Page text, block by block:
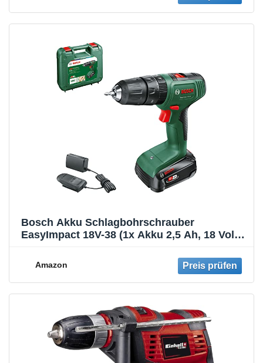
Bosch Akku Schlagbohrschrauber
EasyImpact 18V-38 (1x Akku 2,5 Ah, 18 Volt
Cordless, Green
Amazon